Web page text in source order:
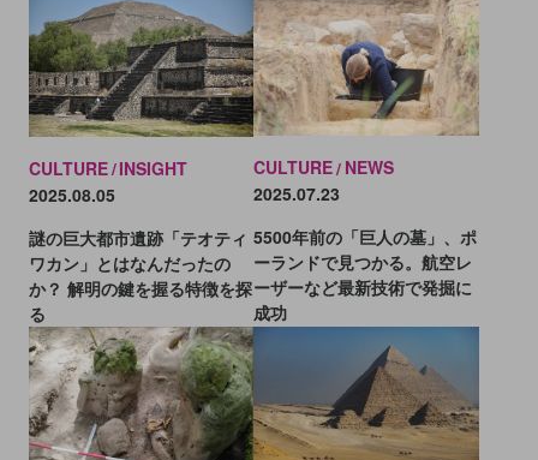
CULTURE INSIGHT
2025.08.05
謎の巨大都市遺跡「テオティ
ワカン」とはなんだったの
か？ 解明の鍵を握る特徴を探
る
CULTURE NEWS
2025.07.23
5500年前の「巨人の墓」、ポ
ーランドで見つかる。航空レ
ーザーなど最新技術で発掘に
成功